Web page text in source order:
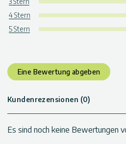
4 Stern
5 Stern
Eine Bewertung abgeben
Kundenrezensionen (0)
Es sind noch keine Bewertungen